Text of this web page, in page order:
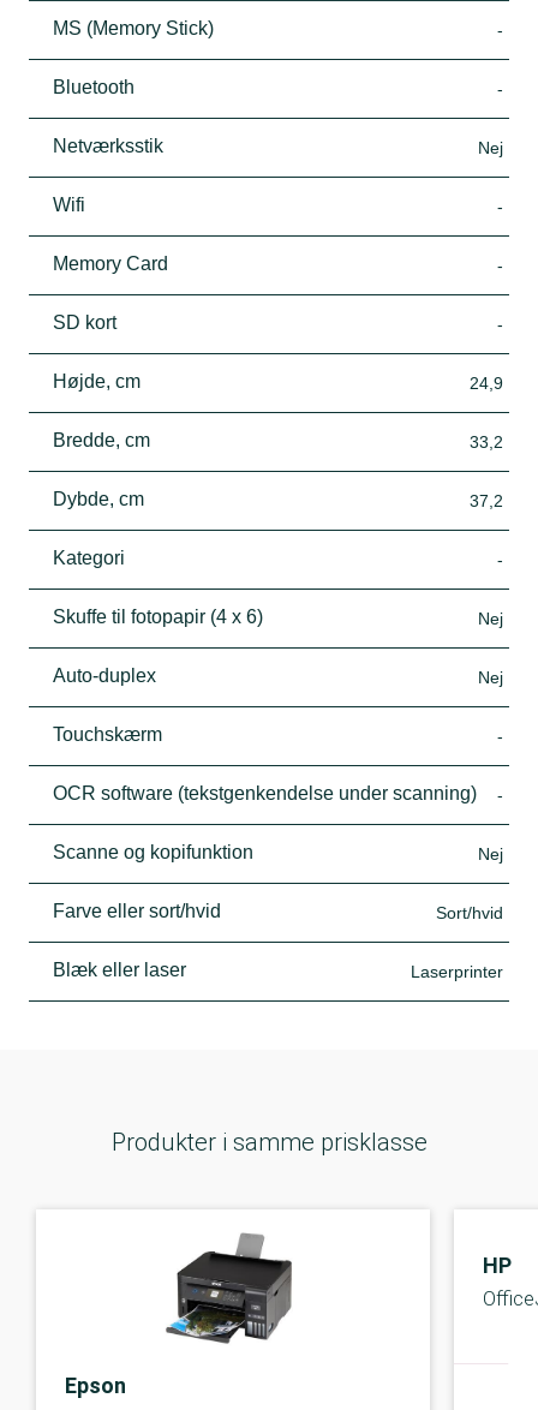
MS (Memory Stick) -
Bluetooth -
Netværksstik Nej
Wifi -
Memory Card -
SD kort -
Højde, cm 24,9
Bredde, cm 33,2
Dybde, cm 37,2
Kategori -
Skuffe til fotopapir (4 x 6) Nej
Auto-duplex Nej
Touchskærm -
OCR software (tekstgenkendelse under scanning) -
Scanne og kopifunktion Nej
Farve eller sort/hvid Sort/hvid
Blæk eller laser Laserprinter
Produkter i samme prisklasse
Epson
HP